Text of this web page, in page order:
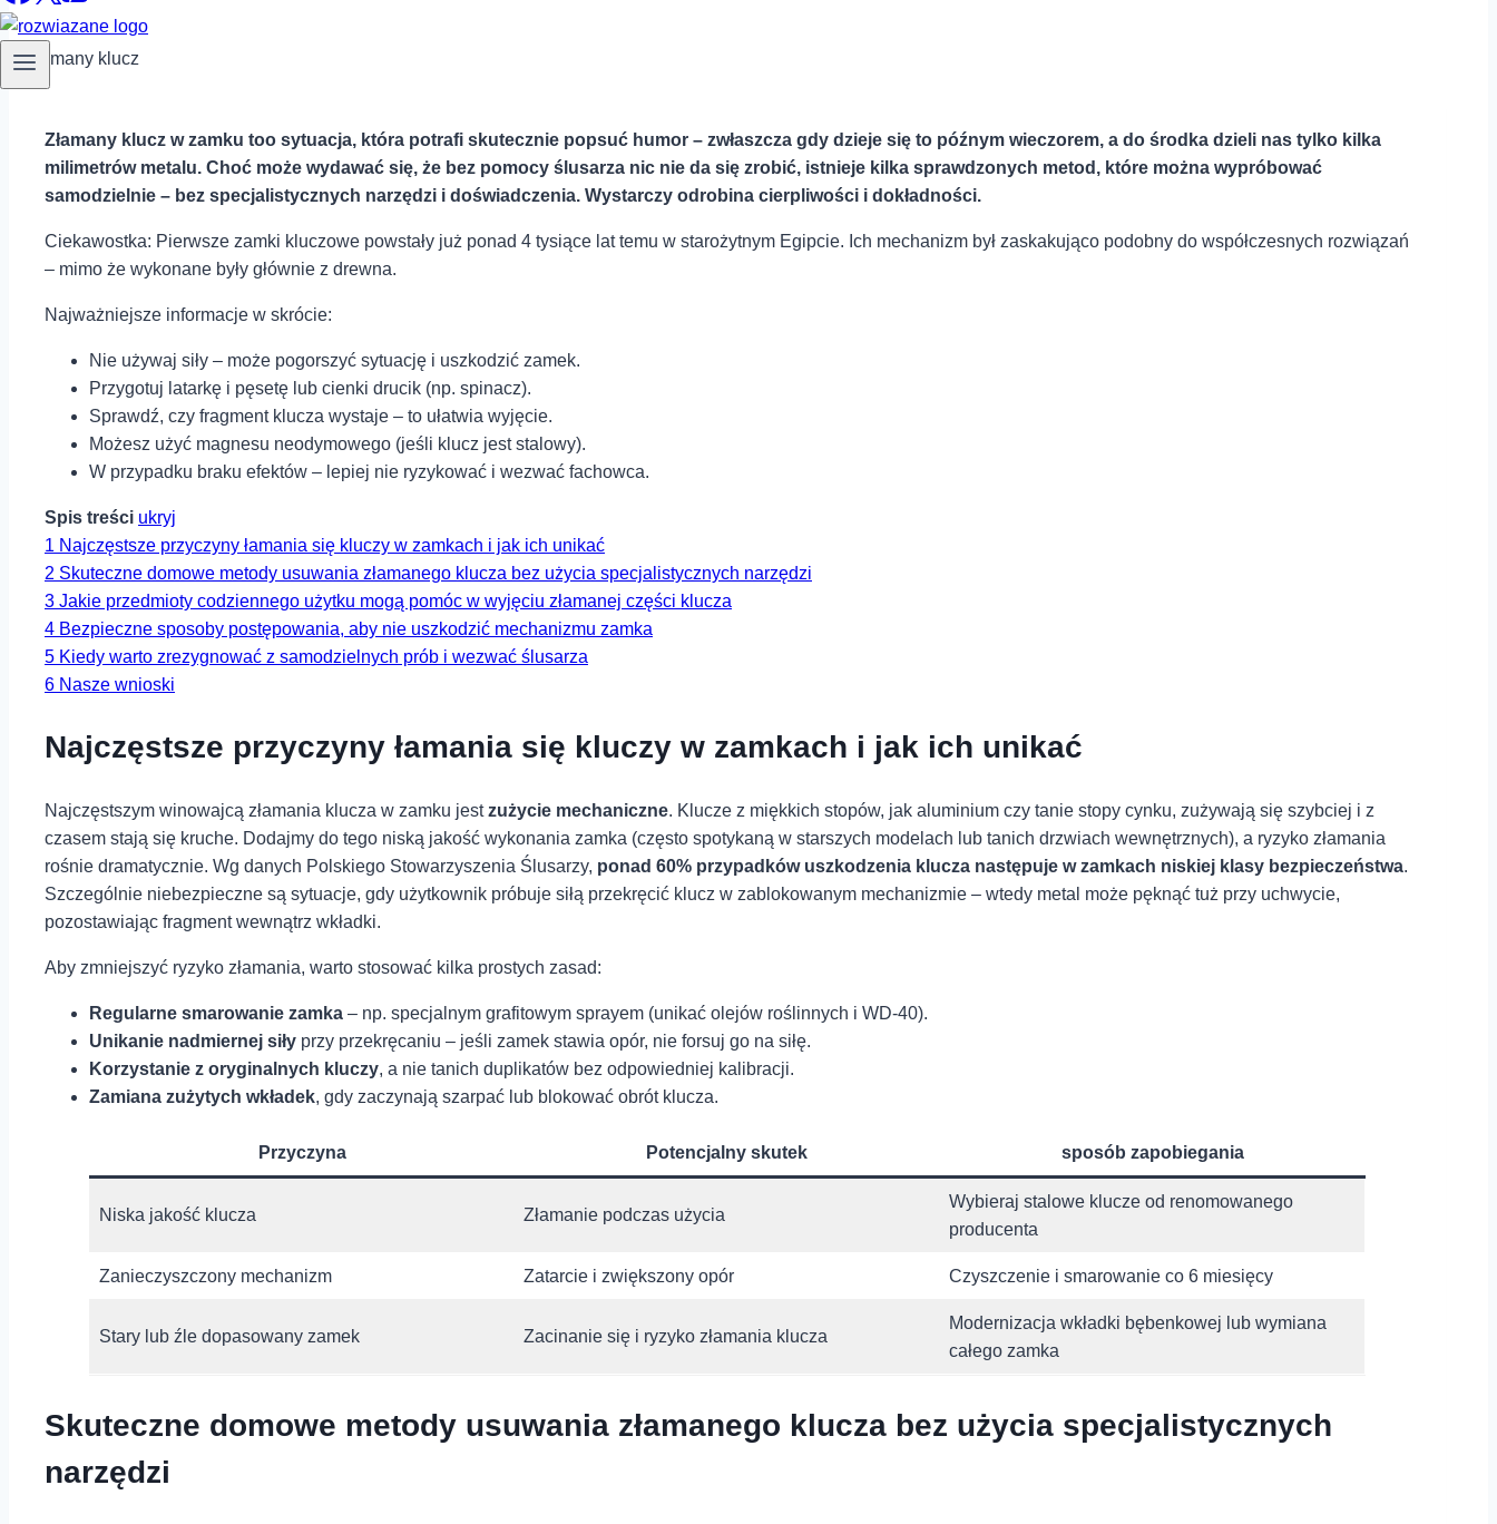
Złamany‌ klucz w zamku too sytuacja,⁣ która potrafi skutecznie popsuć humor – zwłaszcza gdy dzieje ⁣się⁤ to późnym ⁤wieczorem, ‌a do środka​ dzieli nas tylko kilka
milimetrów metalu. Choć może wydawać ‍się, że ‌bez pomocy ślusarza nic nie ‌da się‌ zrobić, ‍istnieje kilka ‍sprawdzonych⁢ metod, ‌które można wypróbować
samodzielnie – bez specjalistycznych narzędzi i doświadczenia. Wystarczy odrobina cierpliwości‍ i dokładności.
Ciekawostka: Pierwsze zamki⁤ kluczowe ⁣powstały​ już ponad 4 tysiące ⁢lat ⁢temu​ w starożytnym ⁢Egipcie. Ich mechanizm był⁤ zaskakująco podobny do współczesnych‍ rozwiązań
– mimo że wykonane były głównie⁤ z drewna.
Najważniejsze​ informacje w skrócie:
Nie używaj siły – może pogorszyć sytuację i uszkodzić zamek.
Przygotuj latarkę‌ i pęsetę ‌lub cienki ⁢drucik (np. spinacz).
Sprawdź, czy fragment klucza wystaje – to ułatwia wyjęcie.
Możesz użyć magnesu⁣ neodymowego (jeśli⁤ klucz jest stalowy).
W przypadku braku efektów ⁣– lepiej nie ryzykować i ​wezwać fachowca.
Spis treści ukryj
1 Najczęstsze przyczyny łamania się kluczy w zamkach i jak ‍ich⁤ unikać
2 Skuteczne domowe metody usuwania złamanego​ klucza⁤ bez użycia specjalistycznych narzędzi
3 Jakie przedmioty codziennego użytku mogą ⁣pomóc w wyjęciu‌ złamanej części klucza
4 Bezpieczne sposoby postępowania, aby ⁤nie​ uszkodzić mechanizmu​ zamka
5 Kiedy warto zrezygnować‍ z⁢ samodzielnych prób i wezwać ślusarza
6 Nasze wnioski
Najczęstsze przyczyny łamania się kluczy w zamkach i jak ‍ich⁤ unikać
Najczęstszym winowajcą​ złamania klucza w zamku ⁣jestzużycie mechaniczne. Klucze z miękkich stopów, jak ⁢aluminium czy tanie stopy cynku, zużywają się szybciej ​i z
czasem stają się kruche. Dodajmy do tego niską jakość ⁢wykonania zamka (często spotykaną ⁤w starszych modelach lub tanich drzwiach wewnętrznych), a ryzyko ⁢złamania
rośnie dramatycznie. Wg danych Polskiego Stowarzyszenia Ślusarzy, ponad 60% przypadków uszkodzenia klucza następuje w ⁤zamkach niskiej klasy ​bezpieczeństwa.
Szczególnie niebezpieczne są sytuacje, ⁢gdy użytkownik próbuje siłą przekręcić klucz w​ zablokowanym mechanizmie – wtedy ‌metal może pęknąć ⁣tuż przy⁤ uchwycie,
pozostawiając fragment wewnątrz wkładki.
Aby zmniejszyć ryzyko złamania, warto stosować kilka prostych zasad:
Regularne smarowanie⁤ zamka ⁤– np. specjalnym⁢ grafitowym sprayem (unikać ​olejów roślinnych i WD-40).
Unikanie‍ nadmiernej siły przy ⁣przekręcaniu – jeśli zamek stawia opór, nie forsuj go na siłę.
Korzystanie z oryginalnych kluczy, a nie tanich duplikatów‌ bez odpowiedniej⁣ kalibracji.
Zamiana zużytych ⁤wkładek, gdy ‌zaczynają ⁤szarpać lub blokować ⁤obrót klucza.
Przyczyna Potencjalny skutek sposób zapobiegania
Niska jakość klucza Złamanie podczas użycia
Wybieraj stalowe klucze od renomowanego
producenta
Zanieczyszczony mechanizm Zatarcie i zwiększony opór Czyszczenie i smarowanie co 6 ‌miesięcy
Stary‌ lub źle ⁤dopasowany​ zamek Zacinanie się i‌ ryzyko złamania klucza
Modernizacja wkładki bębenkowej lub wymiana
całego zamka
Skuteczne domowe metody usuwania złamanego​ klucza⁤ bez użycia specjalistycznych
narzędzi